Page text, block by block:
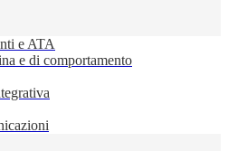
e ATA
e di comportamento